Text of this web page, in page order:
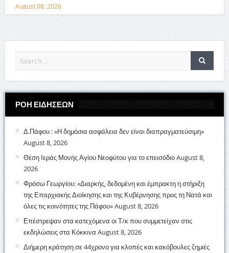
August 08, 2026
ΡΟΗ ΕΙΔΗΣΕΩΝ
Δ.Πάφου : «Η δημόσια ασφάλεια δεν είναι διαπραγματεύσιμη»
August 8, 2026
Θέση Ιεράς Μονής Αγίου Νεοφύτου για το επεισόδιοAugust 8,
2026
Φρόσω Γεωργίου: «Διαρκής, δεδομένη και έμπρακτη η στήριξη
της Επαρχιακής Διοίκησης και της Κυβέρνησης προς τη Νατά και
όλες τις κοινότητες της Πάφου»August 8, 2026
Επέστρεψαν στα κατεχόμενα οι Τ/κ που συμμετείχαν στις
εκδηλώσεις στα Κόκκινα August 8, 2026
Διήμερη κράτηση σε 44χρονο για κλοπές και κακόβουλες ζημιές